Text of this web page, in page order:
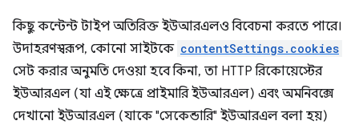
কিছু কন্টেন্ট টাইপ অতিরিক্ত ইউআরএলও বিবেচনা করতে পারে।
উদাহরণস্বরূপ, কোনো সাইটকে contentSettings.cookies
সেট করার অনুমতি দেওয়া হবে কিনা, তা HTTP রিকোয়েস্টের
ইউআরএল (যা এই ক্ষেত্রে প্রাইমারি ইউআরএল) এবং অমনিবক্সে
দেখানো ইউআরএল (যাকে "সেকেন্ডারি" ইউআরএল বলা হয়)